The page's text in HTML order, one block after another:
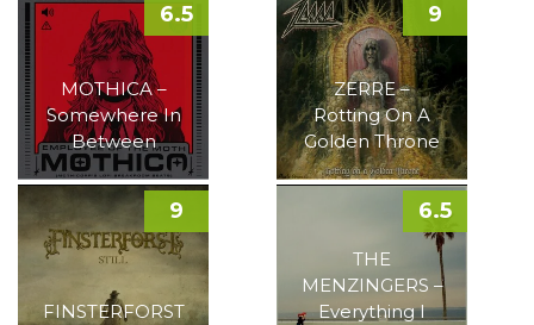
MOTHICA –
Somewhere In
Between
6.5
ZERRE –
Rotting On A
Golden Throne
9
FINSTERFORST
9
THE
MENZINGERS –
Everything I
6.5